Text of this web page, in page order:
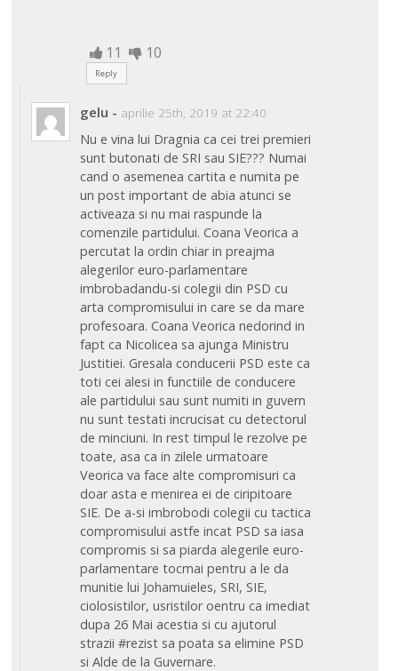
11 10
Reply
gelu - aprilie 25th, 2019 at 22:40
Nu e vina lui Dragnia ca cei trei premieri
sunt butonati de SRI sau SIE??? Numai
cand o asemenea cartita e numita pe
un post important de abia atunci se
activeaza si nu mai raspunde la
comenzile partidului. Coana Veorica a
percutat la ordin chiar in preajma
alegerilor euro-parlamentare
imbrobadandu-si colegii din PSD cu
arta compromisului in care se da mare
profesoara. Coana Veorica nedorind in
fapt ca Nicolicea sa ajunga Ministru
Justitiei. Gresala conducerii PSD este ca
toti cei alesi in functiile de conducere
ale partidului sau sunt numiti in guvern
nu sunt testati incrucisat cu detectorul
de minciuni. In rest timpul le rezolve pe
toate, asa ca in zilele urmatoare
Veorica va face alte compromisuri ca
doar asta e menirea ei de ciripitoare
SIE. De a-si imbrobodi colegii cu tactica
compromisului astfe incat PSD sa iasa
compromis si sa piarda alegerile euro-
parlamentare tocmai pentru a le da
munitie lui Johamuieles, SRI, SIE,
ciolosistilor, usristilor oentru ca imediat
dupa 26 Mai acestia si cu ajutorul
strazii #rezist sa poata sa elimine PSD
si Alde de la Guvernare.